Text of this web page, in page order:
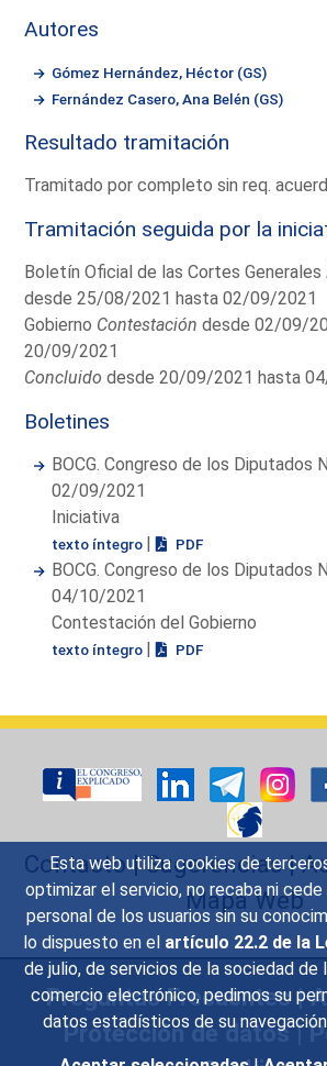
Esta web utiliza cookies de
optimizar el servicio, no recaba ni
personal de los usuarios sin su
lo dispuesto en el artículo 22.2 de la
de julio, de servicios de la sociedad de
comercio electrónico, pedimos su
datos estadísticos de su
Autores
Gómez Hernández, Héctor (GS)
Fernández Casero, Ana Belén (GS)
Resultado tramitación
Tramitado por completo sin req.
Tramitación seguida por la
Boletín Oficial de las Cortes Generales
desde 25/08/2021 hasta 02/09/2021
Gobierno Contestación desde 02/09/
20/09/2021
Concluido desde 20/09/2021 hasta
Boletines
BOCG. Congreso de los Diputados
02/09/2021
Iniciativa
texto íntegro | PDF
BOCG. Congreso de los Diputados
04/10/2021
Contestación del Gobierno
texto íntegro | PDF
Contacto|Sugerencias|
Mapa Web
Preguntas Frecuentes|
Protección de datos|